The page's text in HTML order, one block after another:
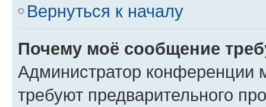
Вернуться к началу
Почему моё сообщение
Администратор конференции
требуют предварительного